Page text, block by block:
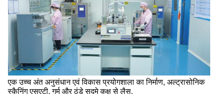
एक उच्च अंत अनुसंधान एवं विकास प्रयोगशाला का निर्माण, अल्ट्रासोनिक
स्कैनिंग एसएटी, गर्म और ठंडे सदमे कक्ष से लैस,